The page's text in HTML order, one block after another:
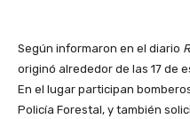
Según informaron en el diario
originó alrededor de las 17 de
En el lugar participan
Policía Forestal, y también